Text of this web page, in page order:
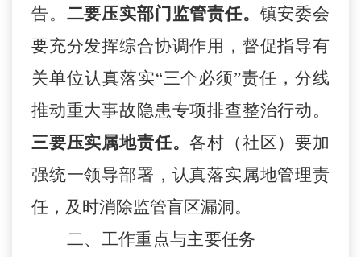
告。 二要压实部门监管责任。 镇安委会
要充分发挥综合协调作用，督促指导有
关单位认真落实“三个必须”责任，分线
推动重大事故隐患专项排查整治行动。
三要压实属地责任。各村（社区）要加
强统一领导部署， 认真落实属地管理责
任 ，及时消除监管盲区漏洞。
二、工作重点与主要任务